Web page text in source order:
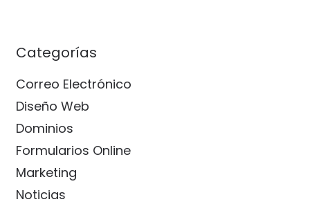
Categorías
Correo Electrónico
Diseño Web
Dominios
Formularios Online
Marketing
Noticias